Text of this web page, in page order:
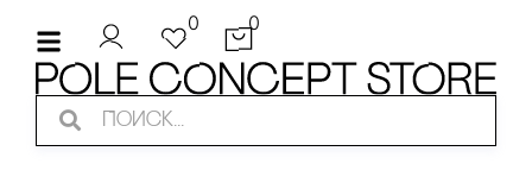
0 0